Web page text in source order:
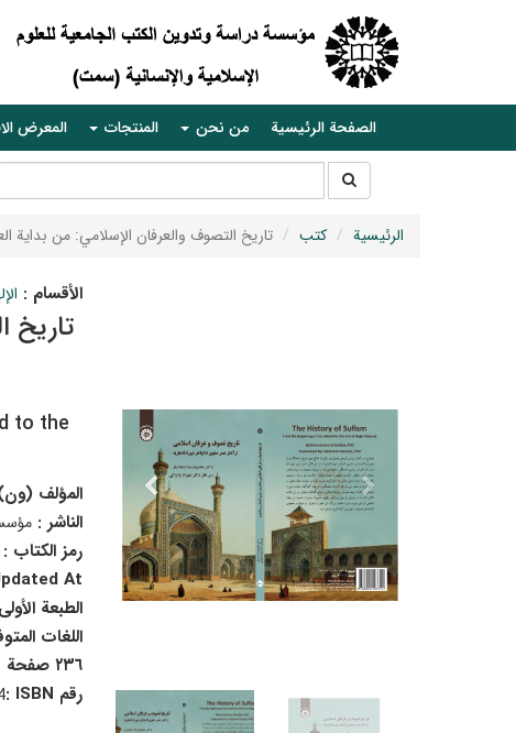
الصفحة الرئيسية من نحن المنتجات المعرض
جستجو
در
سایت
الرئيسية كتب تاريخ التصوف والعرفان الإسلامي: من بداية
الأقسام :
تاريخ
to the
المؤلف
الناشر :
رمز الكتاب :
At :
الطبعة
اللغات
٢٣٦ صفحة
رقم ISBN :